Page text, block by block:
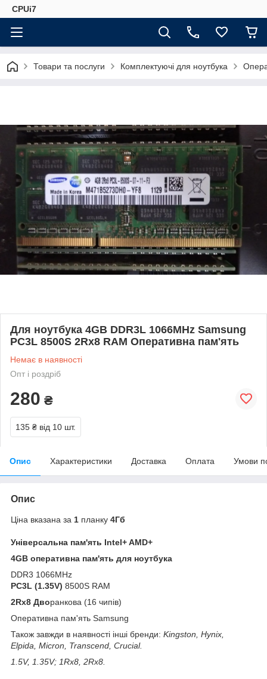
CPUi7
Товари та послуги Комплектуючі для ноутбука
Для ноутбука 4GB DDR3L 1066MHz Samsung
PC3L 8500S 2Rx8 RAM Оперативна пам'ять
Немає в наявності
Опт і роздріб
280 ₴
135 ₴ від 10 шт.
Опис Характеристики Доставка Оплата Умови
Опис
Ціна вказана за 1 планку 4Гб
Універсальна пам'ять Intel+ AMD+
4GB оперативна пам'ять для ноутбука
DDR3 1066MHz
PC3L (1.35V) 8500S RAM
2Rx8 Дворанкова (16 чипів)
Оперативна пам'ять Samsung
Також завжди в наявності інші бренди: Kingston, Hynix,
Elpida, Micron, Transcend, Crucial.
1.5V, 1.35V; 1Rx8, 2Rx8.